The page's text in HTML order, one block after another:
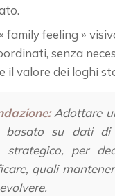
family feeling »
senza
il valore dei loghi
Adottare
basato su dati di
strategico, per
quali